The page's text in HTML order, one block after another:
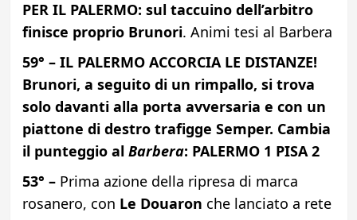
PER IL PALERMO: sul taccuino dell’arbitro
finisce proprio Brunori. Animi tesi al Barbera
59° – IL PALERMO ACCORCIA LE DISTANZE!
Brunori, a seguito di un rimpallo, si trova
solo davanti alla porta avversaria e con un
piattone di destro trafigge Semper. Cambia
il punteggio al Barbera: PALERMO 1 PISA 2
53° – Prima azione della ripresa di marca
rosanero, con Le Douaron che lanciato a rete